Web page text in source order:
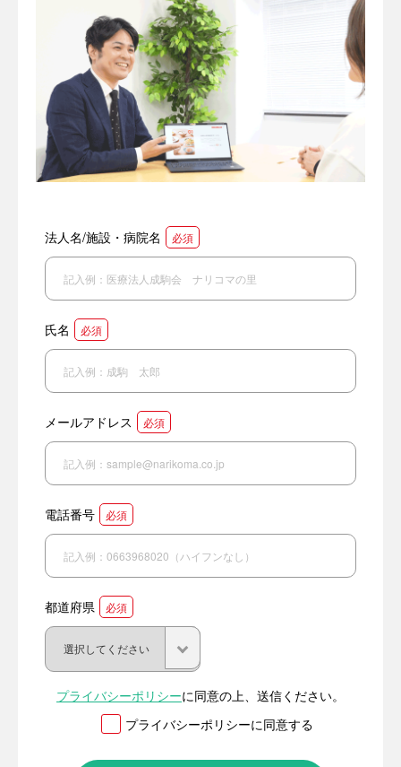
法人名/施設・病院名 必須
氏名 必須
メールアドレス 必須
電話番号 必須
都道府県 必須
プライバシーポリシーに同意の上、送信ください。
プライバシーポリシーに同意する